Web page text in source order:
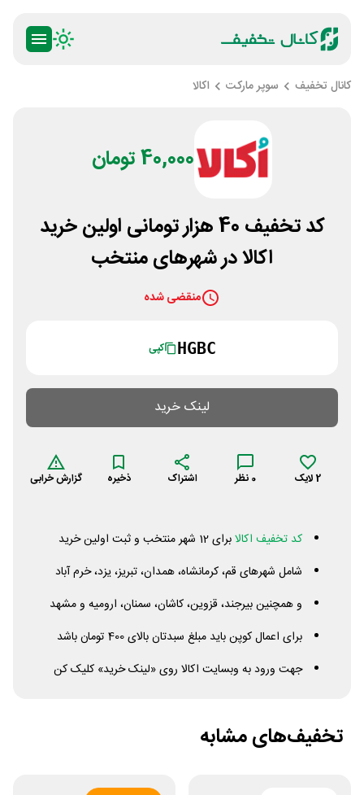
کانال تخفیف سوپر مارکت اکالا
40,000 تومان
کد تخفیف 40 هزار تومانی اولین خرید
اکالا در شهرهای منتخب
منقضی شده
HGBC کپی
لینک خرید
2لایک 0 نظر اشتراک ذخیره گزارش خرابی
کد تخفیف اکالابرای 12 شهر منتخب و ثبت اولین خرید
شامل شهرهای قم، کرمانشاه، همدان، تبریز، یزد، خرم آباد
و همچنین بیرجند، قزوین، کاشان، سمنان، ارومیه و مشهد
برای اعمال کوپن باید مبلغ سبدتان بالای 400 تومان باشد
جهت ورود به وبسایت اکالا روی «لینک خرید» کلیک کن
تخفیف‌های مشابه